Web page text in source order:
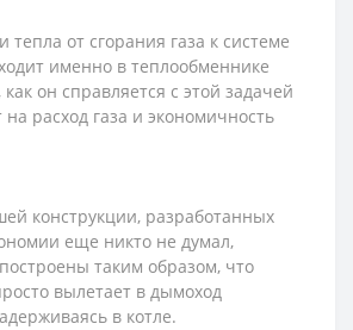
тепла от сгорания газа к системе
именно в теплообменнике
как он справляется с этой задачей
расход газа и экономичность
конструкции, разработанных
еще никто не думал,
таким образом, что
вылетает в дымоход
в котле.